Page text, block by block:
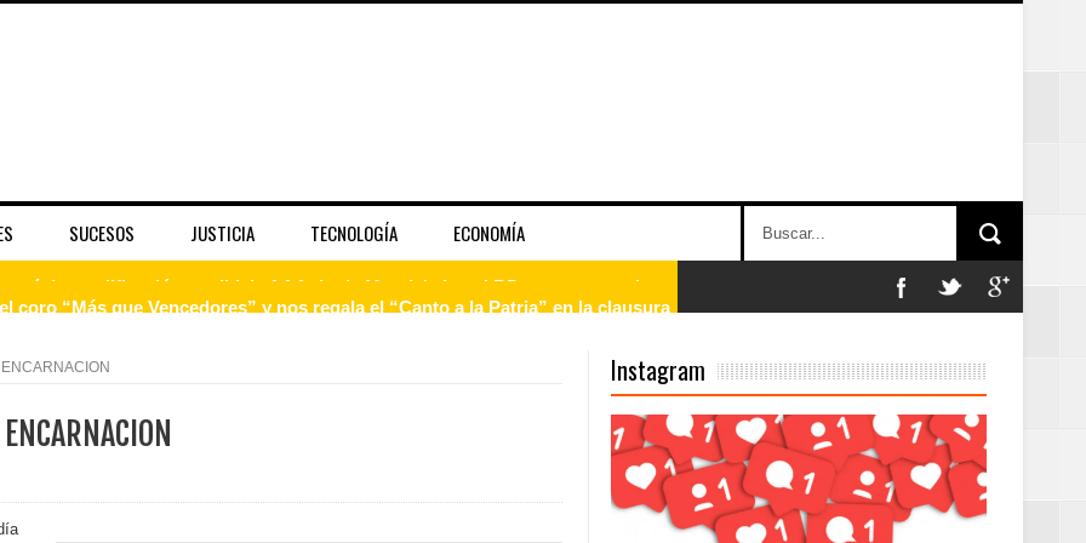
SUCESOS JUSTICIA TECNOLOGÍA ECONOMÍA
coro “Más que Vencedores” y nos regala el “Canto a la Patria” en la clausura
y Banreservas lanzan convocatoria para residencias artísticas en París
con una noche de fusiones e invitados de lujo en el Hard Rock Café
Instagram